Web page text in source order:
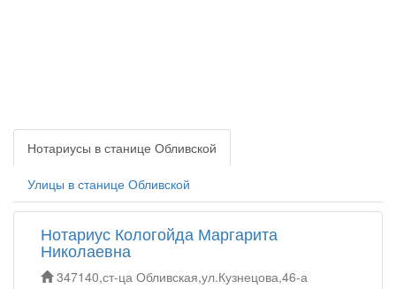
Нотариусы в станице Обливской
Улицы в станице Обливской
Нотариус Кологойда Маргарита
Николаевна
347140,ст-ца Обливская,ул.Кузнецова,46-а